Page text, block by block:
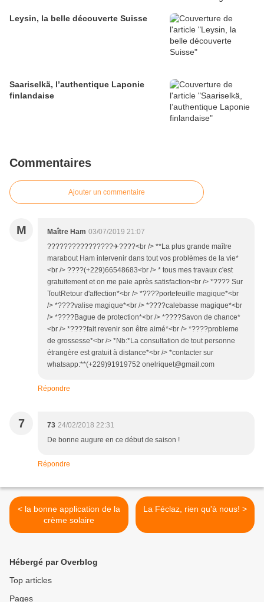
Leysin, la belle découverte Suisse
Saariselkä, l’authentique Laponie
finlandaise
Commentaires
Ajouter un commentaire
M Maître Ham 03/07/2019 21:07
????????????????✈????<br /> **La plus grande maître
marabout Ham intervenir dans tout vos problèmes de la vie*
<br /> ????(+229)66548683<br /> * tous mes travaux c'est
gratuitement et on me paie après satisfaction<br /> *???? Sur
ToutRetour d'affection*<br /> *????portefeuille magique*<br
/> *????valise magique*<br /> *????calebasse magique*<br
/> *????Bague de protection*<br /> *????Savon de chance*
<br /> *????fait revenir son être aimé*<br /> *????probleme
de grossesse*<br /> *Nb:*La consultation de tout personne
étrangère est gratuit à distance*<br /> *contacter sur
whatsapp:**(+229)91919752 onelriquet@gmail.com
Répondre
7 73 24/02/2018 22:31
De bonne augure en ce début de saison !
Répondre
< la bonne application de la
crème solaire
La Féclaz, rien qu'à nous! >
Hébergé par Overblog
Top articles
Pages